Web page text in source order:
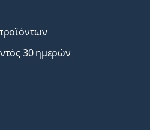
30 ημερών